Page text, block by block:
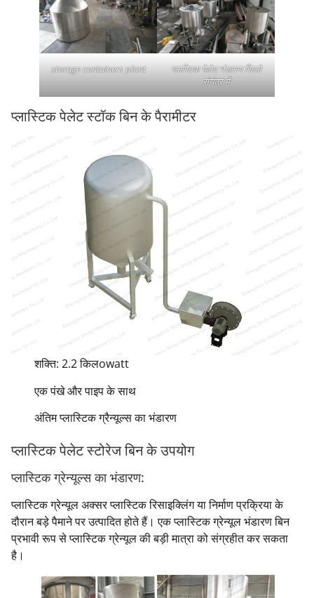
storage containers plant
प्लास्टिक पेलेट भंडारण सिलो
संयंत्र में
प्लास्टिक पेलेट स्टॉक बिन के पैरामीटर
शक्ति: 2.2 किलowatt
एक पंखे और पाइप के साथ
अंतिम प्लास्टिक ग्रैन्यूल्स का भंडारण
प्लास्टिक पेलेट स्टोरेज बिन के उपयोग
प्लास्टिक ग्रेन्यूल्स का भंडारण:
प्लास्टिक ग्रेन्यूल अक्सर प्लास्टिक रिसाइक्लिंग या निर्माण प्रक्रिया के
दौरान बड़े पैमाने पर उत्पादित होते हैं। एक प्लास्टिक ग्रेन्यूल भंडारण बिन
प्रभावी रूप से प्लास्टिक ग्रेन्यूल की बड़ी मात्रा को संग्रहीत कर सकता
है।